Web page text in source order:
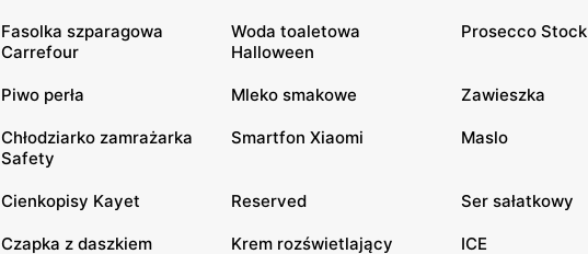
Fasolka szparagowa
Carrefour
Woda toaletowa
Halloween
Prosecco Stock
Piwo perła Mleko smakowe Zawieszka
Chłodziarko zamrażarka
Safety
Smartfon Xiaomi Maslo
Cienkopisy Kayet Reserved Ser sałatkowy
Czapka z daszkiem Krem rozświetlający ICE